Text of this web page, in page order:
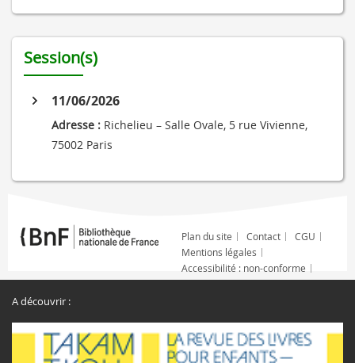
Session(s)
11/06/2026
Adresse : Richelieu – Salle Ovale, 5 rue Vivienne,
75002 Paris
Plan du site Contact
CGU
Mentions légales
Accessibilité : non-conforme
A découvrir :